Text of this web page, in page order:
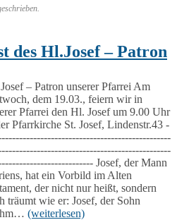
des Hl.Josef – Patron
– Patron unserer Pfarrei Am
dem 19.03., feiern wir in
Pfarrei den Hl. Josef um 9.00 Uhr
Pfarrkirche St. Josef, Lindenstr.43 -
Josef, der Mann
hat ein Vorbild im Alten
der nicht nur heißt, sondern
träumt wie er: Josef, der Sohn
(weiterlesen)